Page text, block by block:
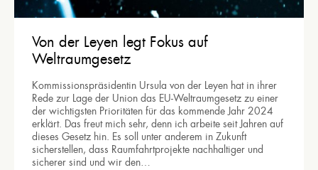
Von der Leyen legt Fokus auf
Weltraumgesetz
Kommissionspräsidentin Ursula von der Leyen hat in ihrer
Rede zur Lage der Union das EU-Weltraumgesetz zu einer
der wichtigsten Prioritäten für das kommende Jahr 2024
erklärt. Das freut mich sehr, denn ich arbeite seit Jahren auf
dieses Gesetz hin. Es soll unter anderem in Zukunft
sicherstellen, dass Raumfahrtprojekte nachhaltiger und
sicherer sind und wir den…